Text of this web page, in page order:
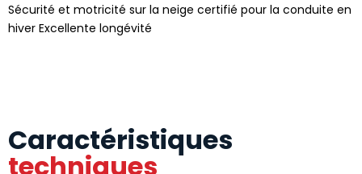
Sécurité et motricité sur la neige certifié pour la conduite en
hiver Excellente longévité
Caractéristiques
techniques